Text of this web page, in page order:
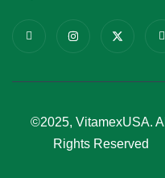
©2025, VitamexUSA. All
Rights Reserved